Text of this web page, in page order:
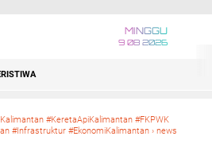
MINGGU
9 08 2026
#KeretaApiKalimantan #FKPWK
#Infrastruktur #EkonomiKalimantan › news